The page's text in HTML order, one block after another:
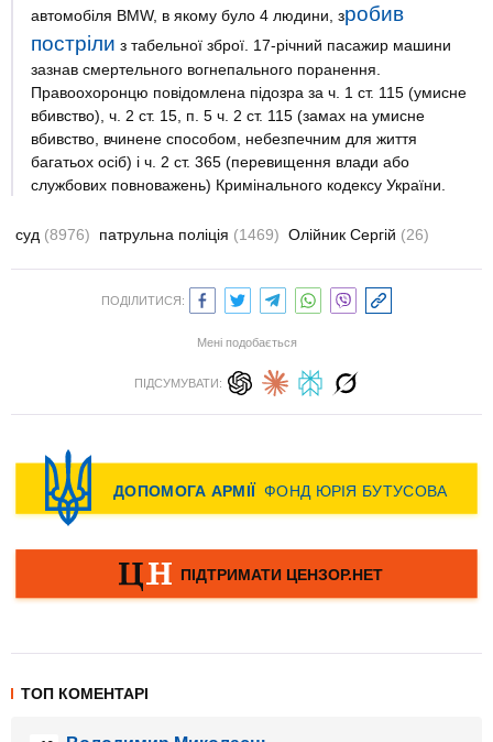
автомобіля BMW, в якому було 4 людини, зробив
постріли з табельної зброї. 17-річний пасажир машини
зазнав смертельного вогнепального поранення.
Правоохоронцю повідомлена підозра за ч. 1 ст. 115 (умисне
вбивство), ч. 2 ст. 15, п. 5 ч. 2 ст. 115 (замах на умисне
вбивство, вчинене способом, небезпечним для життя
багатьох осіб) і ч. 2 ст. 365 (перевищення влади або
службових повноважень) Кримінального кодексу України.
суд (8976) патрульна поліція (1469) Олійник Сергій (26)
ПОДІЛИТИСЯ:
Мені подобається
ПІДСУМУВАТИ:
ТОП КОМЕНТАРІ